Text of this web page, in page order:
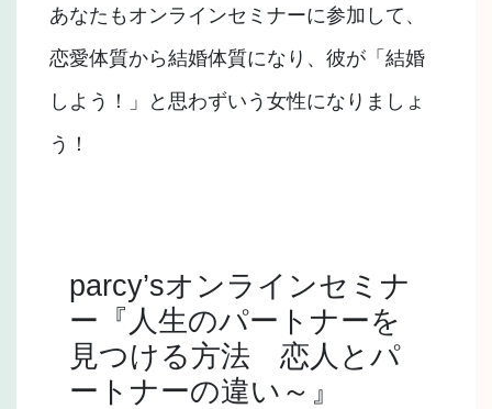
あなたもオンラインセミナーに参加して、
恋愛体質から結婚体質になり、彼が「結婚
しよう！」と思わずいう女性になりましょ
う！
parcy’sオンラインセミナ
ー『人生のパートナーを
見つける方法 恋人とパ
ートナーの違い～』